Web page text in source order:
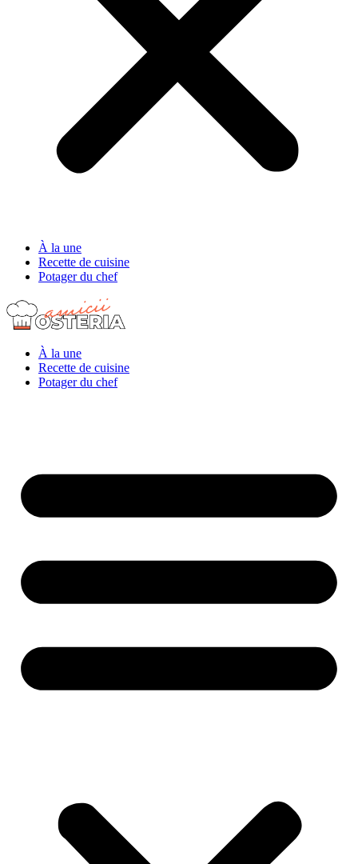
À la une
Recette de cuisine
Potager du chef
À la une
Recette de cuisine
Potager du chef